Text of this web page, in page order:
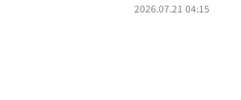
2026.07.21 04:15